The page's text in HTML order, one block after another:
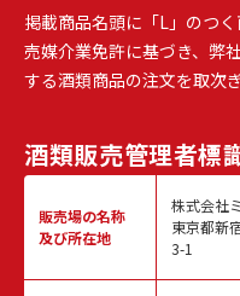
掲載商品名頭に「L」のつ
売媒介業免許に基づき、弊
する酒類商品の注文を取次ぎ
酒類販売管理者標
販売場の名称
及び所在地
株式会社
東京都新
3-1